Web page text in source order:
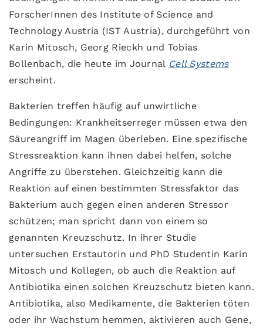
ForscherInnen des Institute of Science and
Technology Austria (IST Austria), durchgeführt von
Karin Mitosch, Georg Rieckh und Tobias
Bollenbach, die heute im Journal Cell Systems
erscheint.
Bakterien treffen häufig auf unwirtliche
Bedingungen: Krankheitserreger müssen etwa den
Säureangriff im Magen überleben. Eine spezifische
Stressreaktion kann ihnen dabei helfen, solche
Angriffe zu überstehen. Gleichzeitig kann die
Reaktion auf einen bestimmten Stressfaktor das
Bakterium auch gegen einen anderen Stressor
schützen; man spricht dann von einem so
genannten Kreuzschutz. In ihrer Studie
untersuchen Erstautorin und PhD Studentin Karin
Mitosch und Kollegen, ob auch die Reaktion auf
Antibiotika einen solchen Kreuzschutz bieten kann.
Antibiotika, also Medikamente, die Bakterien töten
oder ihr Wachstum hemmen, aktivieren auch Gene,